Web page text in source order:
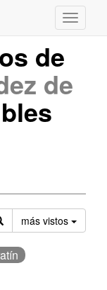
de
de
más vistos